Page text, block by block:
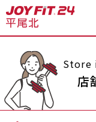
店舗トップ
Store
店